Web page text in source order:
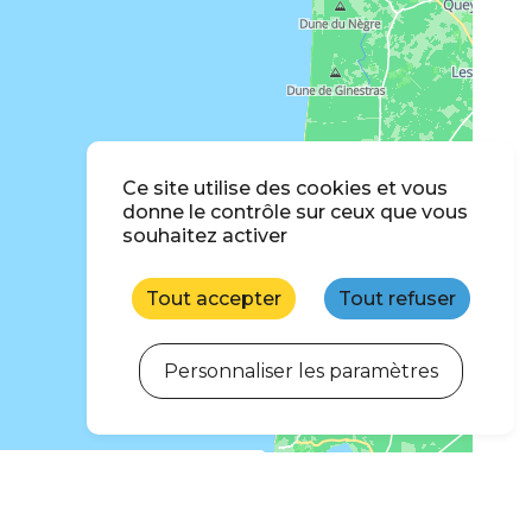
Ce site utilise des cookies et vous
donne le contrôle sur ceux que vous
souhaitez activer
Tout accepter Tout refuser
Personnaliser les paramètres